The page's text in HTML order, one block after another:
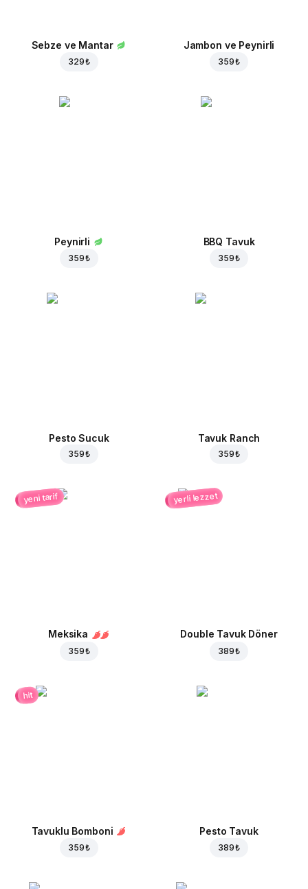
Sebze ve Mantar
329 ₺
Jambon ve Peynirli
359 ₺
Peynirli
359 ₺
BBQ Tavuk
359 ₺
Pesto Sucuk
359 ₺
Tavuk Ranch
359 ₺
yeni tarif
Meksika
359 ₺
yerli lezzet
Double Tavuk Döner
389 ₺
hit
Tavuklu Bomboni
359 ₺
Pesto Tavuk
389 ₺